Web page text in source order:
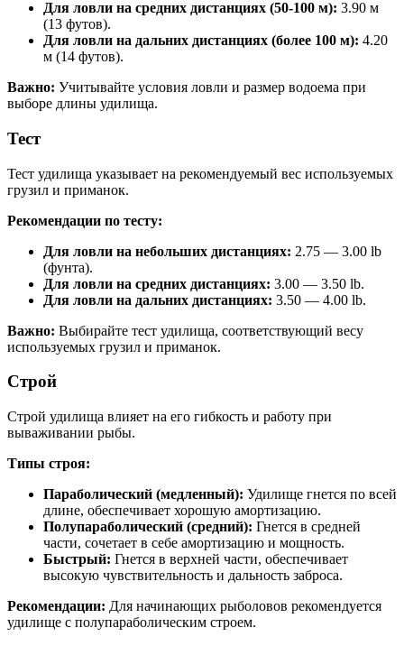
Для ловли на средних дистанциях (50-100 м): 3.90 м
(13 футов).
Для ловли на дальних дистанциях (более 100 м): 4.20
м (14 футов).
Важно: Учитывайте условия ловли и размер водоема при
выборе длины удилища.
Тест
Тест удилища указывает на рекомендуемый вес используемых
грузил и приманок.
Рекомендации по тесту:
Для ловли на небольших дистанциях: 2.75 — 3.00 lb
(фунта).
Для ловли на средних дистанциях: 3.00 — 3.50 lb.
Для ловли на дальних дистанциях: 3.50 — 4.00 lb.
Важно: Выбирайте тест удилища, соответствующий весу
используемых грузил и приманок.
Строй
Строй удилища влияет на его гибкость и работу при
вываживании рыбы.
Типы строя:
Параболический (медленный): Удилище гнется по всей
длине, обеспечивает хорошую амортизацию.
Полупараболический (средний): Гнется в средней
части, сочетает в себе амортизацию и мощность.
Быстрый: Гнется в верхней части, обеспечивает
высокую чувствительность и дальность заброса.
Рекомендации: Для начинающих рыболовов рекомендуется
удилище с полупараболическим строем.